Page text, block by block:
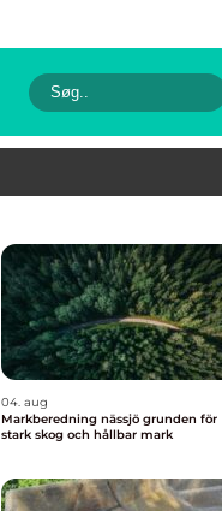
04. aug
Markberedning nässjö grunden för
stark skog och hållbar mark